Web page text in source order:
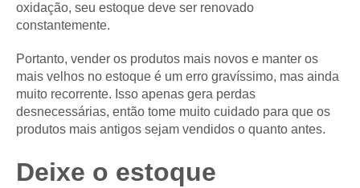
oxidação, seu estoque deve ser renovado
constantemente.
Portanto, vender os produtos mais novos e manter os
mais velhos no estoque é um erro gravíssimo, mas ainda
muito recorrente. Isso apenas gera perdas
desnecessárias, então tome muito cuidado para que os
produtos mais antigos sejam vendidos o quanto antes.
Deixe o estoque